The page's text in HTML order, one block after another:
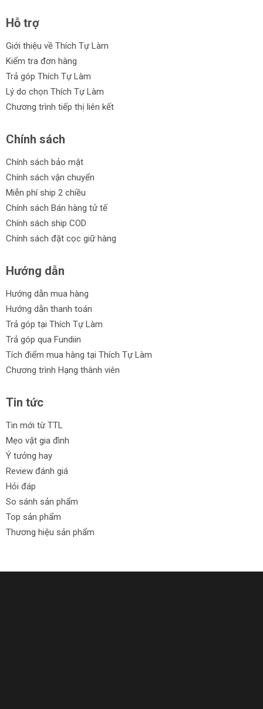
Chất lượng cao
Bền bỉ và đáng tin cậy
Thiết kế tiện dụng và linh hoạt
Được làm từ vật liệu chất lượng
Dễ sử dụng và an toàn
Cam kết từ Thích Tự Làm:
Sản phẩm chính hãng từ các thương hiệu uy tín.
Giá cả hợp lý và cạnh tranh.
Sự đa dạng trong mẫu mã và tính năng.
Hỗ trợ trả góp linh hoạt.
Chính sách đổi trả trong vòng 30 ngày.
Hãy nhanh tay đặt mua dây rút chất lượng từ Thích Tự Làm
ngay hôm nay!
Hỗ trợ
Giới thiệu về Thích Tự Làm
Kiểm tra đơn hàng
Trả góp Thích Tự Làm
Lý do chọn Thích Tự Làm
Chương trình tiếp thị liên kết
Chính sách
Chính sách bảo mật
Chính sách vận chuyển
Miễn phí ship 2 chiều
Chính sách Bán hàng tử tế
Chính sách ship COD
Chính sách đặt cọc giữ hàng
Hướng dẫn
Hướng dẫn mua hàng
Hướng dẫn thanh toán
Trả góp tại Thích Tự Làm
Trả góp qua Fundiin
Tích điểm mua hàng tại Thích Tự Làm
Chương trình Hạng thành viên
Tin tức
Tin mới từ TTL
Mẹo vặt gia đình
Ý tưởng hay
Review đánh giá
Hỏi đáp
So sánh sản phẩm
Top sản phẩm
Thương hiệu sản phẩm